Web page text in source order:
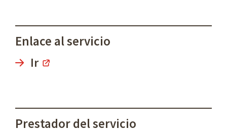
Enlace al servicio
Ir
Prestador del servicio